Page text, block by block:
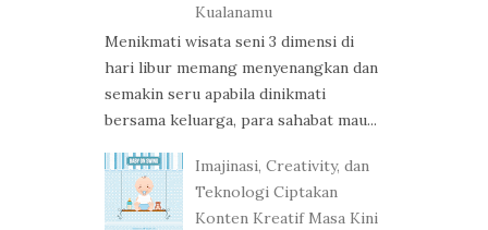
Kualanamu
Menikmati wisata seni 3 dimensi di
hari libur memang menyenangkan dan
semakin seru apabila dinikmati
bersama keluarga, para sahabat mau...
Imajinasi, Creativity, dan
Teknologi Ciptakan
Konten Kreatif Masa Kini